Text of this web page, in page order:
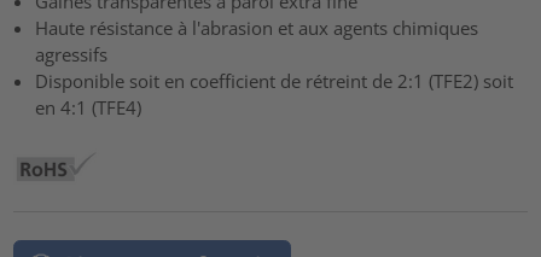
Haute résistance à l'abrasion et aux agents chimiques
agressifs
Disponible soit en coefficient de rétreint de 2:1 (TFE2) soit
en 4:1 (TFE4)